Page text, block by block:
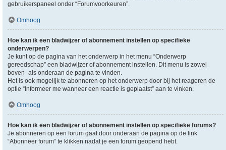
gebruikerspaneel onder “Forumvoorkeuren”.
Omhoog
Hoe kan ik een bladwijzer of abonnement instellen op specifieke
onderwerpen?
Je kunt op de pagina van het onderwerp in het menu “Onderwerp
gereedschap” een bladwijzer of abonnement instellen. Dit menu is zowel
boven- als onderaan de pagina te vinden.
Het is ook mogelijk te abonneren op het onderwerp door bij het reageren de
optie “Informeer me wanneer een reactie is geplaatst” aan te vinken.
Omhoog
Hoe kan ik een bladwijzer of abonnement instellen op specifieke forums?
Je abonneren op een forum gaat door onderaan de pagina op de link
“Abonneer forum” te klikken nadat je een forum geopend hebt.